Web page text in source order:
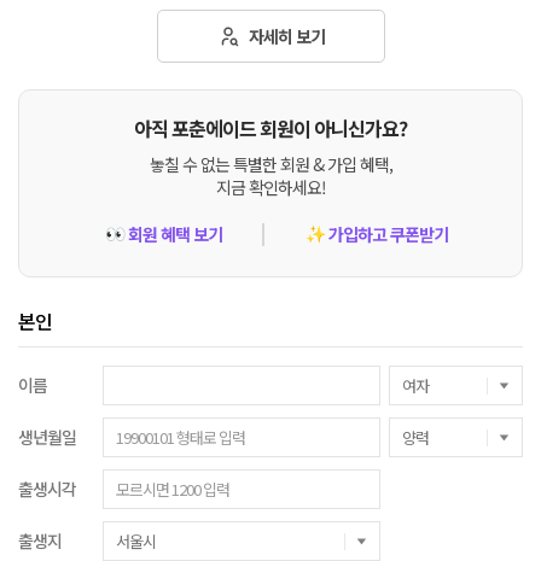
자세히 보기
아직 포춘에이드 회원이 아니신가요?
놓칠 수 없는 특별한 회원 & 가입 혜택,
지금 확인하세요!
👀회원 혜택 보기 ✨가입하고 쿠폰받기
본인
이름
생년월일
출생시각
출생지